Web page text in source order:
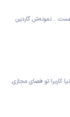
نمونه‌ش گاردین
کاربرا تو فصای مجازی